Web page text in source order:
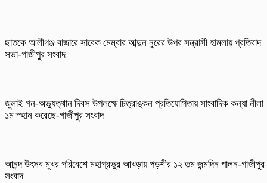
ছাতকে আলীগঞ্জ বাজারে সাবেক মেম্বার আব্দুন নুরের উপর সন্ত্রাসী হামলায় প্রতিবাদ
সভা-গাজীপুর সংবাদ
জুলাই গন-অভ্যুত্থান দিবস উপলক্ষে চিত্রাঙ্কন প্রতিযোগিতায় সাংবাদিক কন্যা নীলা
১ম স্হান করেছে-গাজীপুর সংবাদ
আনন্দ উৎসব মুখর পরিবেশে মহাপ্রভুর আখড়ায় পড়শীর ১২ তম জন্মদিন পালন-গাজীপুর
সংবাদ